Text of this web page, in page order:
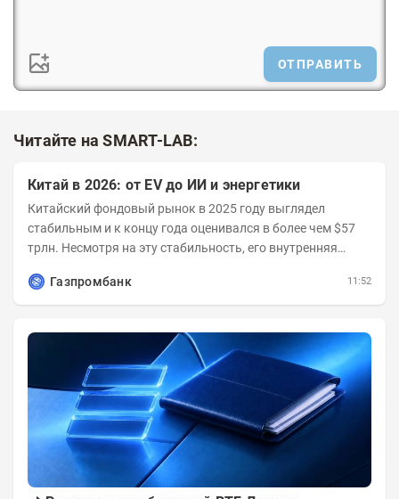
ОТПРАВИТЬ
Читайте на SMART-LAB:
Китай в 2026: от EV до ИИ и энергетики
Китайский фондовый рынок в 2025 году выглядел
стабильным и к концу года оценивался в более чем $57
трлн. Несмотря на эту стабильность, его внутренняя
Газпромбанк
11:52